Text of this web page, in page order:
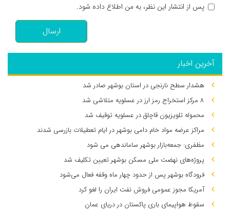
پس از انتشار این نظر، به من اطلاع داده شود.
ارسال
آخرین اخبار
هشدار سطح نارنجی در استان بوشهر صادر شد
۸ مرکز استخراج رمز ارز در عسلویه متلاشی شد
محموله تلویزیون قاچاق در عسلویه توقیف شد
مراکز عرضه مواد خام دامی بوشهر در ایام تعطیلات بازرسی شدند
مظفری: جمعه‌بازار بوشهر ساماندهی می‌ شود
پروژه‌های نهضت ملی مسکن بوشهر تعیین تکلیف شد
فرودگاه بوشهر پس از حدود چهار ماه وقفه فعال می‌شود
آمریکا مجوز عمومی فروش نفت ایران را لغو کرد
سقوط هواپیمای باری پاکستان در دریای عمان